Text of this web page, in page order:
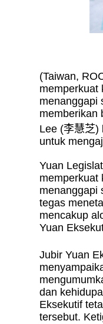
(Taiwan,
memperkuat
menanggapi
memberikan
Lee (李慧芝)
untuk
Yuan
memperkuat
menanggapi
tegas
mencakup
Yuan
Jubir Yuan
dan
Eksekutif
tersebut.